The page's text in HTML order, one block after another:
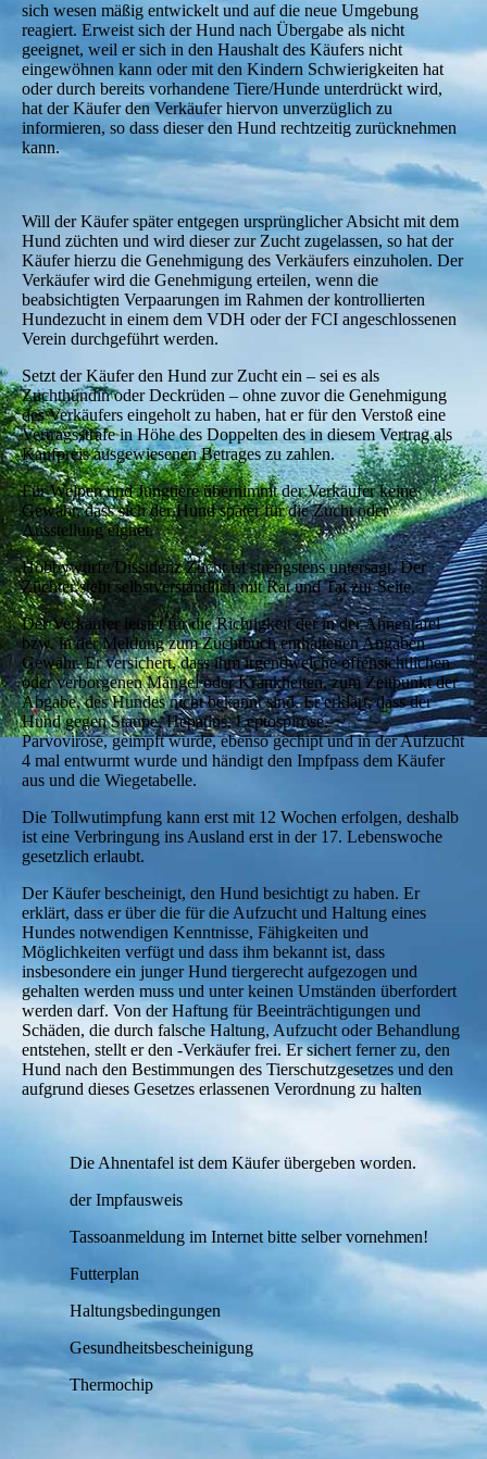
sich wesen mäßig entwickelt und auf die neue Umgebung
reagiert. Erweist sich der Hund nach Übergabe als nicht
geeignet, weil er sich in den Haushalt des Käufers nicht
eingewöhnen kann oder mit den Kindern Schwierigkeiten hat
oder durch bereits vorhandene Tiere/Hunde unterdrückt wird,
hat der Käufer den Verkäufer hiervon unverzüglich zu
informieren, so dass dieser den Hund rechtzeitig zurücknehmen
kann.
Will der Käufer später entgegen ursprünglicher Absicht mit dem
Hund züchten und wird dieser zur Zucht zugelassen, so hat der
Käufer hierzu die Genehmigung des Verkäufers einzuholen. Der
Verkäufer wird die Genehmigung erteilen, wenn die
beabsichtigten Verpaarungen im Rahmen der kontrollierten
Hundezucht in einem dem VDH oder der FCI angeschlossenen
Verein durchgeführt werden.
Setzt der Käufer den Hund zur Zucht ein – sei es als
Zuchthündin oder Deckrüden – ohne zuvor die Genehmigung
des Verkäufers eingeholt zu haben, hat er für den Verstoß eine
Vertragsstrafe in Höhe des Doppelten des in diesem Vertrag als
Kaufpreis ausgewiesenen Betrages zu zahlen.
Für Welpen und Jungtiere übernimmt der Verkäufer keine
Gewähr, dass sich der Hund später für die Zucht oder
Ausstellung eignet.
Hobbywürfe/Dissidenz Zucht ist strengstens untersagt. Der
Züchter steht selbstverständlich mit Rat und Tat zur Seite.
Der Verkäufer leistet für die Richtigkeit der in der Ahnentafel
bzw. in der Meldung zum Zuchtbuch enthaltenen Angaben
Gewähr. Er versichert, dass ihm irgendwelche offensichtlichen
oder verborgenen Mängel oder Krankheiten, zum Zeitpunkt der
Abgabe, des Hundes nicht bekannt sind. Er erklärt, dass der
Hund gegen Staupe, Hepatitis, Leptospirose,
Parvovirose, geimpft wurde, ebenso gechipt und in der Aufzucht
4 mal entwurmt wurde und händigt den Impfpass dem Käufer
aus und die Wiegetabelle.
Die Tollwutimpfung kann erst mit 12 Wochen erfolgen, deshalb
ist eine Verbringung ins Ausland erst in der 17. Lebenswoche
gesetzlich erlaubt.
Der Käufer bescheinigt, den Hund besichtigt zu haben. Er
erklärt, dass er über die für die Aufzucht und Haltung eines
Hundes notwendigen Kenntnisse, Fähigkeiten und
Möglichkeiten verfügt und dass ihm bekannt ist, dass
insbesondere ein junger Hund tiergerecht aufgezogen und
gehalten werden muss und unter keinen Umständen überfordert
werden darf. Von der Haftung für Beeinträchtigungen und
Schäden, die durch falsche Haltung, Aufzucht oder Behandlung
entstehen, stellt er den -Verkäufer frei. Er sichert ferner zu, den
Hund nach den Bestimmungen des Tierschutzgesetzes und den
aufgrund dieses Gesetzes erlassenen Verordnung zu halten
Die Ahnentafel ist dem Käufer übergeben worden.
der Impfausweis
Tassoanmeldung im Internet bitte selber vornehmen!
Futterplan
Haltungsbedingungen
Gesundheitsbescheinigung
Thermochip